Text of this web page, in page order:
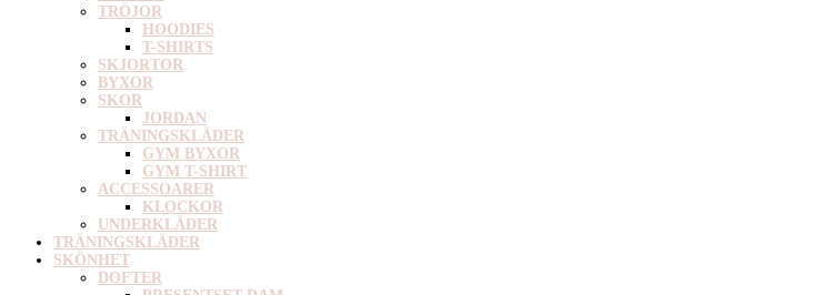
TRÖJOR
HOODIES
T-SHIRTS
SKJORTOR
BYXOR
SKOR
JORDAN
TRÄNINGSKLÄDER
GYM BYXOR
GYM T-SHIRT
ACCESSOARER
KLOCKOR
UNDERKLÄDER
TRÄNINGSKLÄDER
SKÖNHET
DOFTER